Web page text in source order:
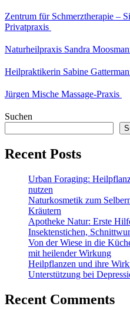
Zentrum für Schmerztherapie –
Privatpraxis
Naturheilpraxis Sandra
Heilpraktikerin Sabine
Jürgen Mische Massage-Praxis
Suchen
Recent Posts
Urban Foraging:
nutzen
Naturkosmetik zum
Kräutern
Apotheke Natur: Erste
Insektenstichen,
Von der Wiese in die
mit heilender Wirkung
Heilpflanzen und ihre
Unterstützung bei
Recent Comments